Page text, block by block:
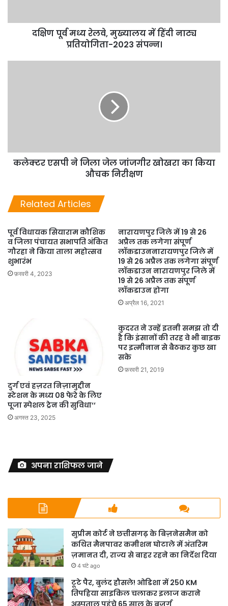
दक्षिण पूर्व मध्य रेलवे, मुख्यालय में हिंदी नाट्य
प्रतियोगिता-2023 संपन्न।
कलेक्टर एसपी ने जिला जेल जांजगीर खोखरा का किया
औचक निरीक्षण
Related Articles
पूर्व विधायक सियाराम कौशिक
व जिला पंचायत सभापति अंकित
गौरहा ने किया ताला महोत्सव
शुभारंभ
फ़रवरी 4, 2023
नारायणपुर जिले में 19 से 26
अप्रैल तक लगेगा संपूर्ण
लॉकडाउननारायणपुर जिले में
19 से 26 अप्रैल तक लगेगा संपूर्ण
लॉकडाउन नारायणपुर जिले में
19 से 26 अप्रैल तक संपूर्ण
लॉकडाउन होगा
अप्रैल 16, 2021
दुर्ग एवं हज़रत निज़ामुद्दीन
स्टेशन के मध्य 08 फेरे के लिए
पूजा स्पेशल ट्रेन की सुविधा‘‘
अगस्त 23, 2025
कुदरत ने उन्हें इतनी समझ तो दी
है कि इंसानों की तरह वे भी बाइक
पर इत्मीनान से बैठकर कुछ खा
सके
फ़रवरी 21, 2019
अपना राशिफल जाने
सुप्रीम कोर्ट ने छत्तीसगढ़ के बिज़नेसमैन को
कथित मैनपावर कमीशन घोटाले में अंतरिम
ज़मानत दी, राज्य से बाहर रहने का निर्देश दिया
4 घंटे ago
टूटे पैर, बुलंद हौसले! ओडिशा में 250 KM
तिपहिया साइकिल चलाकर इलाज कराने